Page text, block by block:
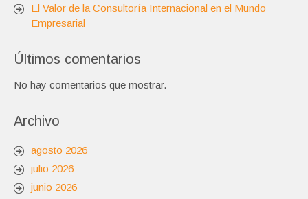
El Valor de la Consultoría Internacional en el Mundo
Empresarial
Últimos comentarios
No hay comentarios que mostrar.
Archivo
agosto 2026
julio 2026
junio 2026